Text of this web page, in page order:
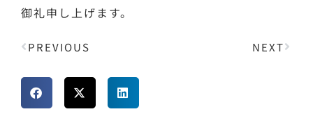
御礼申し上げます。
PREVIOUS NEXT